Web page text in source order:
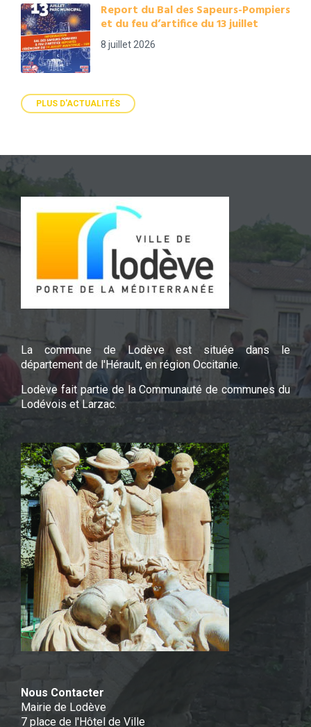
Report du Bal des Sapeurs-Pompiers
et du feu d’artifice du 13 juillet
8 juillet 2026
PLUS D'ACTUALITÉS
La commune de Lodève est située dans le
département de l'Hérault, en région Occitanie.
Lodève fait partie de la Communauté de communes du
Lodévois et Larzac.
Nous Contacter
Mairie de Lodève
7 place de l'Hôtel de Ville